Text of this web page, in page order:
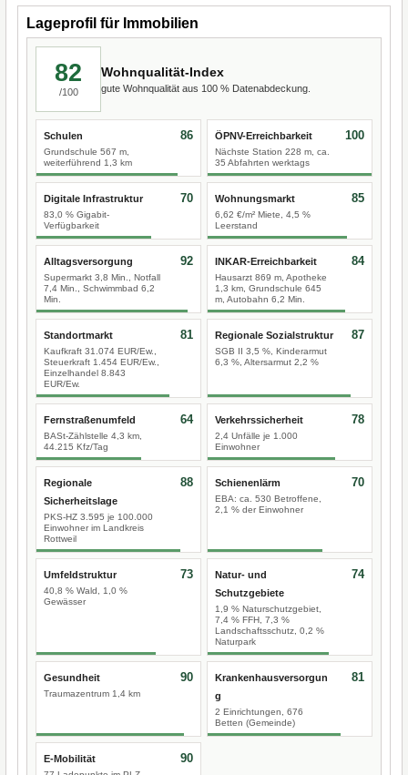
Lageprofil für Immobilien
82
/100
Wohnqualität-Index
gute Wohnqualität aus 100 % Datenabdeckung.
Schulen
Grundschule 567 m,
weiterführend 1,3 km
86 ÖPNV-Erreichbarkeit
Nächste Station 228 m, ca.
35 Abfahrten werktags
100
Digitale Infrastruktur
83,0 % Gigabit-
Verfügbarkeit
70 Wohnungsmarkt
6,62 €/m² Miete, 4,5 %
Leerstand
85
Alltagsversorgung
Supermarkt 3,8 Min., Notfall
7,4 Min., Schwimmbad 6,2
Min.
92 INKAR-Erreichbarkeit
Hausarzt 869 m, Apotheke
1,3 km, Grundschule 645
m, Autobahn 6,2 Min.
84
Standortmarkt
Kaufkraft 31.074 EUR/Ew.,
Steuerkraft 1.454 EUR/Ew.,
Einzelhandel 8.843
EUR/Ew.
81 Regionale Sozialstruktur
SGB II 3,5 %, Kinderarmut
6,3 %, Altersarmut 2,2 %
87
Fernstraßenumfeld
BASt-Zählstelle 4,3 km,
44.215 Kfz/Tag
64 Verkehrssicherheit
2,4 Unfälle je 1.000
Einwohner
78
Regionale
Sicherheitslage
PKS-HZ 3.595 je 100.000
Einwohner im Landkreis
Rottweil
88 Schienenlärm
EBA: ca. 530 Betroffene,
2,1 % der Einwohner
70
Umfeldstruktur
40,8 % Wald, 1,0 %
Gewässer
73
Natur- und
Schutzgebiete
1,9 % Naturschutzgebiet,
7,4 % FFH, 7,3 %
Landschaftsschutz, 0,2 %
Naturpark
74
Gesundheit
Traumazentrum 1,4 km
90
Krankenhausversorgun
g
2 Einrichtungen, 676
Betten (Gemeinde)
81
E-Mobilität 90